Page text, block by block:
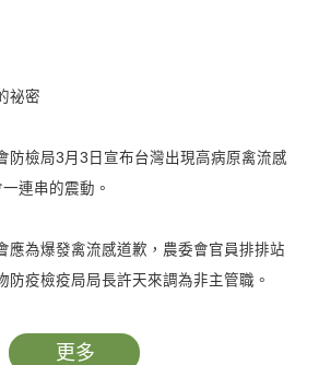
祕密
防檢局3月3日宣布台灣出現高病原禽流感
連串的震動。
應為爆發禽流感道歉，農委會官員排排站
防疫檢疫局局長許天來調為非主管職。
赫然發現，原來早在六年前，獨立記者兼
更多